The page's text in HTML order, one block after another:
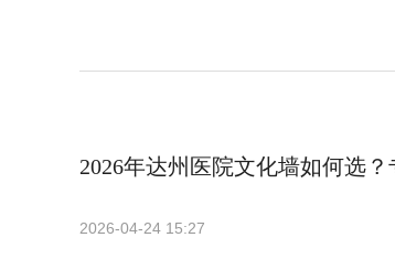
2026年达州医院文化墙如何选
2026-04-24 15:27